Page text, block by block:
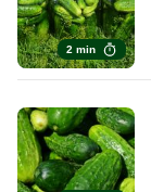
2 min